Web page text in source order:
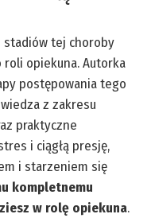
stadiów tej choroby
opiekuna. Autorka
postępowania tego
z zakresu
praktyczne
i ciągłą presję,
i starzeniem się
kompletnemu
w rolę opiekuna.